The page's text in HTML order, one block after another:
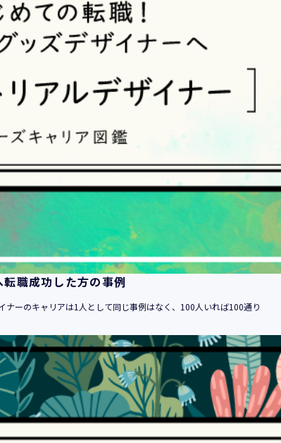
ドレスなどの情報を含みます。
表】
用目的の範囲内で利用することを、個人情報の保護に関する
の附属書A.3.4.2.4に基づき公表します。
するため
・管理のため
るご案内、お問い合せ等への対応のため
ービスについての調査・データ集積、改善、研究開発のため
品・サービスなどのご案内を送信・送付するため
必要な連絡を行うため
る当社の規約、ポリシー等（以下「規約等」といいます。）
る規約等の変更などを通知するため
の間で同意した目的のため
に関するご案内や資料の送付のため
随する目的のため
材サービスの提供（求人情報の提供を含みます。）のため
の場の創造」と「就業の機会の創出」目的の情報提供のため
職成功した方の事例
ーのキャリアは1人として同じ事例はなく、100人いれば100通り